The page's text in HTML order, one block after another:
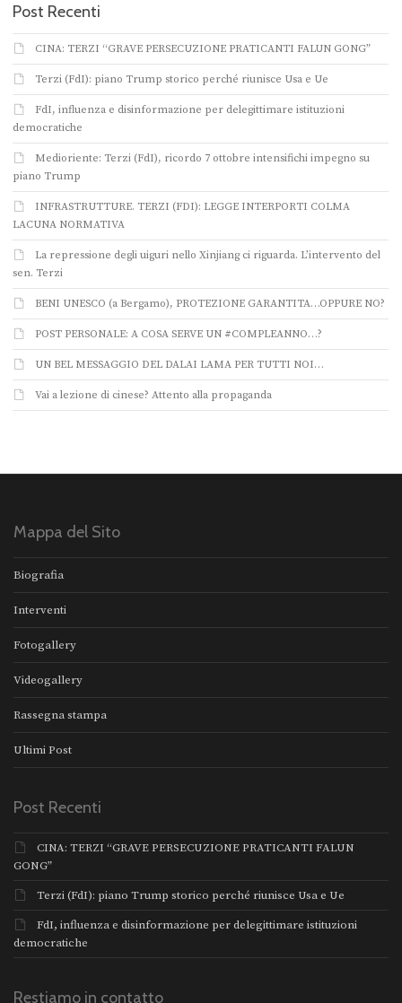
Post Recenti
CINA: TERZI “GRAVE PERSECUZIONE PRATICANTI FALUN GONG”
Terzi (FdI): piano Trump storico perché riunisce Usa e Ue
FdI, influenza e disinformazione per delegittimare istituzioni
democratiche
Medioriente: Terzi (FdI), ricordo 7 ottobre intensifichi impegno su
piano Trump
INFRASTRUTTURE. TERZI (FDI): LEGGE INTERPORTI COLMA
LACUNA NORMATIVA
La repressione degli uiguri nello Xinjiang ci riguarda. L’intervento del
sen. Terzi
BENI UNESCO (a Bergamo), PROTEZIONE GARANTITA…OPPURE NO?
POST PERSONALE: A COSA SERVE UN #COMPLEANNO…?
UN BEL MESSAGGIO DEL DALAI LAMA PER TUTTI NOI…
Vai a lezione di cinese? Attento alla propaganda
Mappa del Sito
Biografia
Interventi
Fotogallery
Videogallery
Rassegna stampa
Ultimi Post
Post Recenti
CINA: TERZI “GRAVE PERSECUZIONE PRATICANTI FALUN
GONG”
Terzi (FdI): piano Trump storico perché riunisce Usa e Ue
FdI, influenza e disinformazione per delegittimare istituzioni
democratiche
Restiamo in contatto